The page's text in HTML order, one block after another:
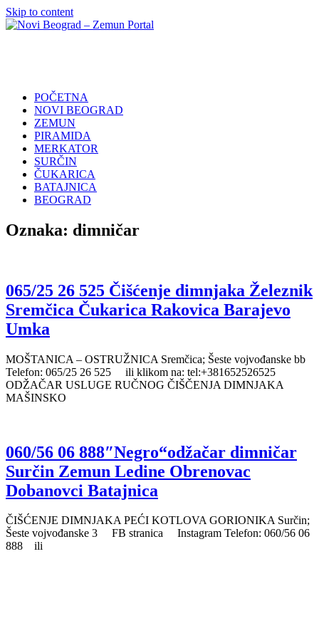
Skip to content
Portal
POČETNA
NOVI BEOGRAD
ZEMUN
PIRAMIDA
MERKATOR
SURČIN
ČUKARICA
BATAJNICA
BEOGRAD
Oznaka: dimničar
065/25 26 525 Čišćenje dimnjaka Železnik
Sremčica Čukarica Rakovica Barajevo
Umka
MOŠTANICA – OSTRUŽNICA Sremčica; Šeste vojvođanske bb
Telefon: 065/25 26 525 ili klikom na: tel:+381652526525
ODŽAČAR USLUGE RUČNOG ČIŠČENJA DIMNJAKA
MAŠINSKO
060/56 06 888″Negro“odžačar dimničar
Surčin Zemun Ledine Obrenovac
Dobanovci Batajnica
ČIŠĆENJE DIMNJAKA PEĆI KOTLOVA GORIONIKA Surčin;
Šeste vojvođanske 3 FB stranica Instagram Telefon: 060/56 06
888 ili